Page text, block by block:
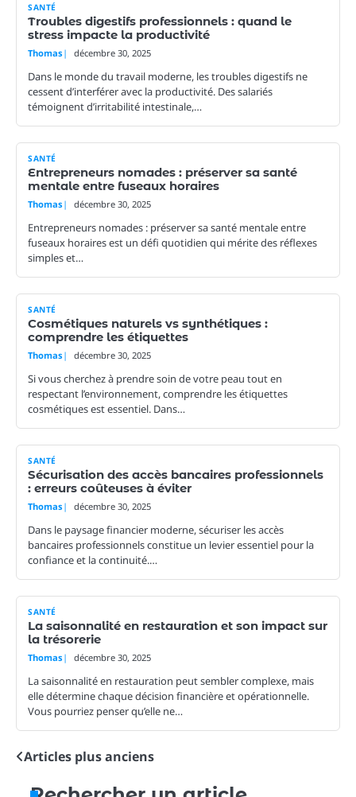
SANTÉ
Troubles digestifs professionnels : quand le
stress impacte la productivité
Thomas décembre 30, 2025
Dans le monde du travail moderne, les troubles digestifs ne
cessent d’interférer avec la productivité. Des salariés
témoignent d’irritabilité intestinale,…
SANTÉ
Entrepreneurs nomades : préserver sa santé
mentale entre fuseaux horaires
Thomas décembre 30, 2025
Entrepreneurs nomades : préserver sa santé mentale entre
fuseaux horaires est un défi quotidien qui mérite des réflexes
simples et…
SANTÉ
Cosmétiques naturels vs synthétiques :
comprendre les étiquettes
Thomas décembre 30, 2025
Si vous cherchez à prendre soin de votre peau tout en
respectant l’environnement, comprendre les étiquettes
cosmétiques est essentiel. Dans…
SANTÉ
Sécurisation des accès bancaires professionnels
: erreurs coûteuses à éviter
Thomas décembre 30, 2025
Dans le paysage financier moderne, sécuriser les accès
bancaires professionnels constitue un levier essentiel pour la
confiance et la continuité.…
SANTÉ
La saisonnalité en restauration et son impact sur
la trésorerie
Thomas décembre 30, 2025
La saisonnalité en restauration peut sembler complexe, mais
elle détermine chaque décision financière et opérationnelle.
Vous pourriez penser qu’elle ne…
Navigation
des
Articles plus anciens